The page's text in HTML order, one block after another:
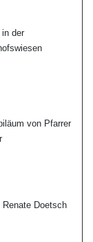
der
von Pfarrer
Doetsch